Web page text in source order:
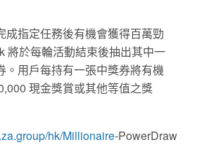
成指定任務後有機會獲得百萬勁
將於每輪活動結束後抽出其中一
。用戶每持有一張中獎券將有機
現金獎賞或其他等值之獎
hk/Millionaire-PowerDraw